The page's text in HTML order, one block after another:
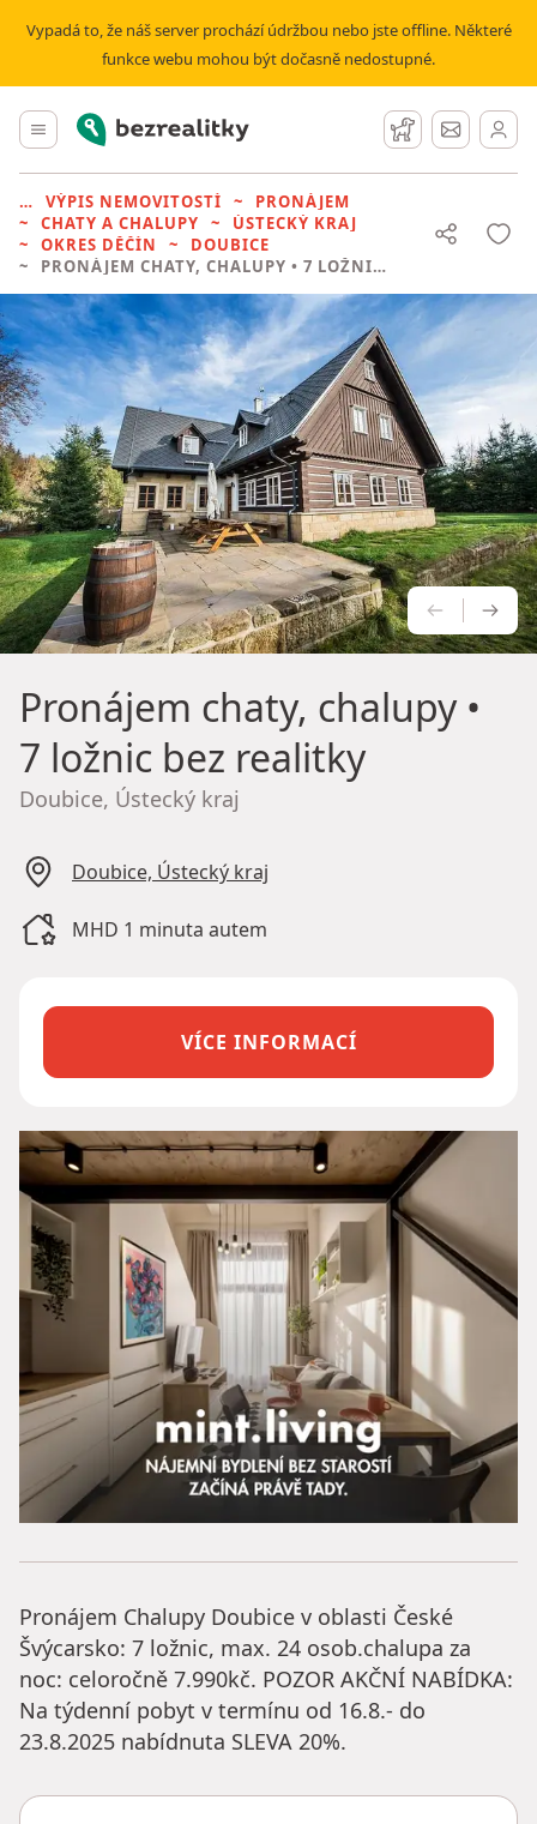
Vypadá to, že náš server prochází údržbou nebo jste offline. Některé
funkce webu mohou být dočasně nedostupné.
Hlavní menu
Bezrealitky Hlídací pes
Zprávy
VÝPIS NEMOVITOSTÍ
PRONÁJEM
CHATY A CHALUPY
ÚSTECKÝ KRAJ
OKRES DĚČÍN
DOUBICE
PRONÁJEM CHATY, CHALUPY • 7 LOŽNIC BEZ REALITKY
Pronájem chaty, chalupy•
7 ložnic bez realitky
Doubice, Ústecký kraj
Doubice, Ústecký kraj
MHD 1 minuta autem
VÍCE INFORMACÍ
Pronájem Chalupy Doubice v oblasti České
Švýcarsko: 7 ložnic, max. 24 osob.chalupa za
noc: celoročně 7.990kč. POZOR AKČNÍ NABÍDKA:
Na týdenní pobyt v termínu od 16.8.- do
23.8.2025 nabídnuta SLEVA 20%.